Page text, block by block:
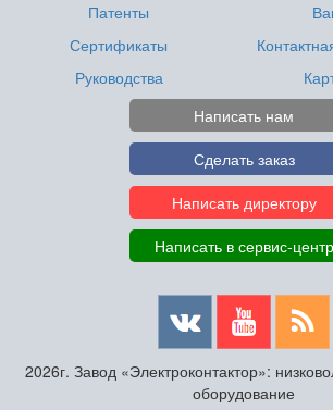
Патенты
Сертификаты
Руководства
Написать нам
Сделать заказ
Написать директору
Написать в сервис-центр
2026г. Завод «Электроконтактор»:
оборудование